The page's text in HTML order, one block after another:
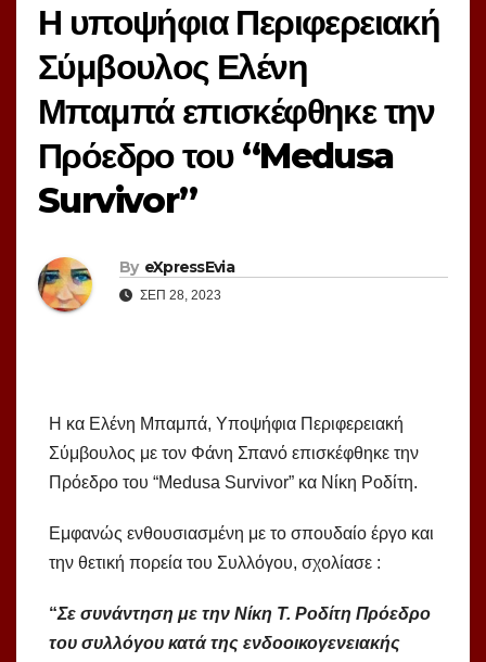
Η υποψήφια Περιφερειακή
Σύμβουλος Ελένη
Μπαμπά επισκέφθηκε την
Πρόεδρο του “Medusa
Survivor”
By eXpressEvia
ΣΕΠ 28, 2023
Η κα Ελένη Μπαμπά, Υποψήφια Περιφερειακή
Σύμβουλος με τον Φάνη Σπανό επισκέφθηκε την
Πρόεδρο του “Medusa Survivor” κα Νίκη Ροδίτη.
Εμφανώς ενθουσιασμένη με το σπουδαίο έργο και
την θετική πορεία του Συλλόγου, σχολίασε :
“Σε συνάντηση με την Νίκη Τ. Ροδίτη Πρόεδρο
του συλλόγου κατά της ενδοοικογενειακής